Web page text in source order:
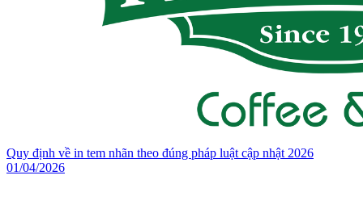
Quy định về in tem nhãn theo đúng pháp luật cập nhật 2026
01/04/2026